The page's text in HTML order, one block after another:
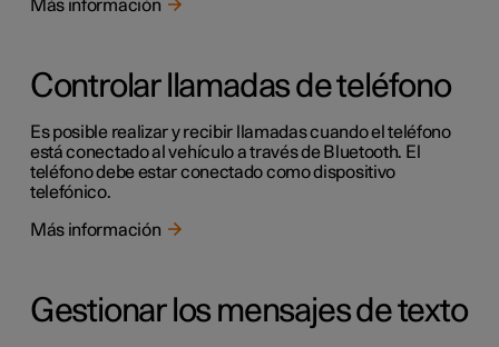
Más información
Controlar llamadas de teléfono
Es posible realizar y recibir llamadas cuando el teléfono
está conectado al vehículo a través de Bluetooth. El
teléfono debe estar conectado como dispositivo
telefónico.
Más información
Gestionar los mensajes de texto